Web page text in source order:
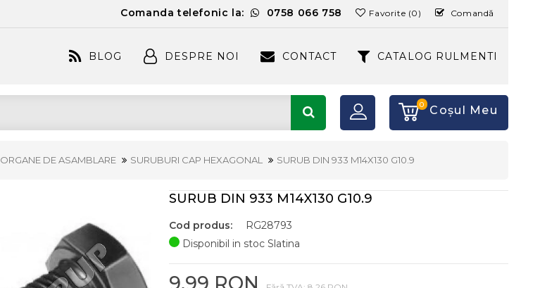
Comanda telefonic la: 0758 066 758 Favorite (0) Comandă
BLOG DESPRE NOI CONTACT CATALOG RULMENTI
0 Coşul Meu
ORGANE DE ASAMBLARE SURUBURI CAP HEXAGONAL SURUB DIN 933 M14X130 G10.9
SURUB DIN 933 M14X130 G10.9
Cod produs:
RG28793
Disponibil in stoc Slatina